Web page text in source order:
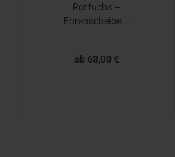
Rotfuchs –
Ehrenscheibe...
ab 63,00 €